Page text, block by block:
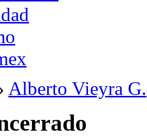
Alberto Vieyra G.